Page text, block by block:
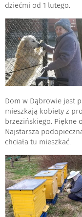
dziećmi od 1 lutego.
Dom w Dąbrowie jest
mieszkają kobiety z
brzezińskiego. Piękne
Najstarsza
chciała tu mieszkać.